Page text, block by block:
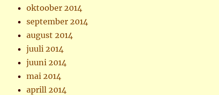
oktoober 2014
september 2014
august 2014
juuli 2014
juuni 2014
mai 2014
aprill 2014